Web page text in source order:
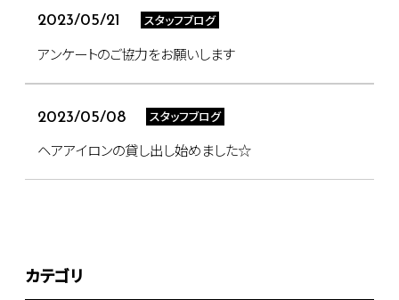
2023/05/21 スタッフブログ
アンケートのご協力をお願いします
2023/05/08 スタッフブログ
ヘアアイロンの貸し出し始めました☆
カテゴリ